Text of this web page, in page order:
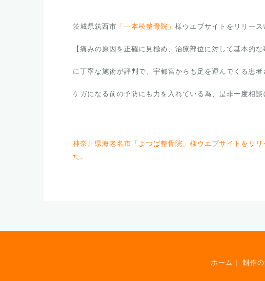
茨城県筑西市 「一本松整骨院」 様ウエブサイトをリリース
【痛みの原因を正確に見極め、治療部位に対して基本的
に丁寧な施術が評判で、宇都宮からも足を運んでくる患者
ケガになる前の予防にも力を入れている為、是非一度相談
神奈川県海老名市「よつば整骨院」様ウエブサイトをリリ
た。
ホーム ｜ 制作